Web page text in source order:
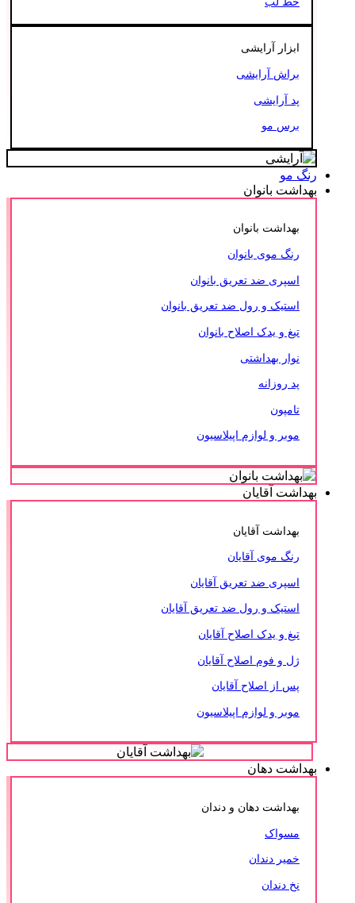
ابزار آرایشی
براش آرایشی
پد آرایشی
برس مو
رنگ مو
بهداشت بانوان
بهداشت بانوان
رنگ موی بانوان
اسپری ضد تعریق بانوان
استیک و رول ضد تعریق بانوان
تیغ و یدک اصلاح بانوان
نوار بهداشتی
پد روزانه
تامپون
موبر و لوازم اپیلاسیون
بهداشت آقایان
بهداشت آقایان
رنگ موی آقایان
اسپری ضد تعریق آقایان
استیک و رول ضد تعریق آقایان
تیغ و یدک اصلاح آقایان
ژل و فوم اصلاح آقایان
پس از اصلاح آقایان
موبر و لوازم اپیلاسیون
بهداشت دهان
بهداشت دهان و دندان
مسواک
خمیر دندان
نخ دندان